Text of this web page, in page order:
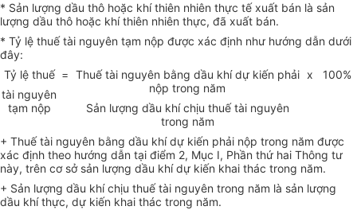
* Sản lượng dầu thô hoặc khí thiên nhiên thực tế xuất bán là sản
lượng dầu thô hoặc khí thiên nhiên thực, đã xuất bán.
* Tỷ lệ thuế tài nguyên tạm nộp được xác định như hướng dẫn dưới
đây:
Tỷ lệ thuế
tài nguyên
tạm nộp
= Thuế tài nguyên bằng dầu khí dự kiến phải
nộp trong năm
Sản lượng dầu khí chịu thuế tài nguyên
trong năm
x 100%
+ Thuế tài nguyên bằng dầu khí dự kiến phải nộp trong năm được
xác định theo hướng dẫn tại điểm 2, Mục I, Phần thứ hai Thông tư
này, trên cơ sở sản lượng dầu khí dự kiến khai thác trong năm.
+ Sản lượng dầu khí chịu thuế tài nguyên trong năm là sản lượng
dầu khí thực, dự kiến khai thác trong năm.